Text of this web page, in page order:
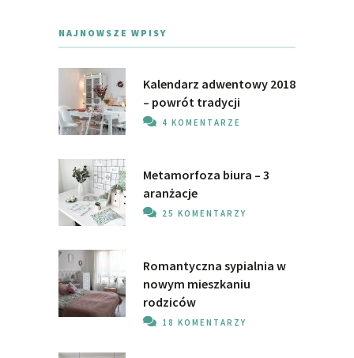
NAJNOWSZE WPISY
Kalendarz adwentowy 2018
– powrót tradycji
4 KOMENTARZE
Metamorfoza biura – 3
aranżacje
25 KOMENTARZY
Romantyczna sypialnia w
nowym mieszkaniu
rodziców
18 KOMENTARZY